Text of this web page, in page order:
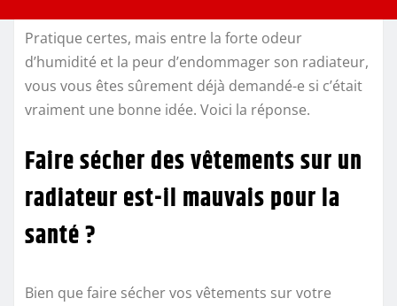
Pratique certes, mais entre la forte odeur
d’humidité et la peur d’endommager son radiateur,
vous vous êtes sûrement déjà demandé-e si c’était
vraiment une bonne idée. Voici la réponse.
Faire sécher des vêtements sur un
radiateur est-il mauvais pour la
santé ?
Bien que faire sécher vos vêtements sur votre